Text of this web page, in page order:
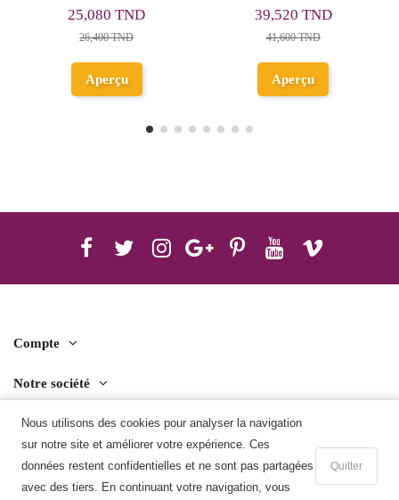
Nous utilisons des cookies pour analyser la navigation
sur notre site et améliorer votre expérience. Ces
données restent confidentielles et ne sont pas partagées
avec des tiers. En continuant votre navigation, vous
Quitter
Ajouter au panier
Compte
Notre société
Contact us
Télécharger l'application mobile